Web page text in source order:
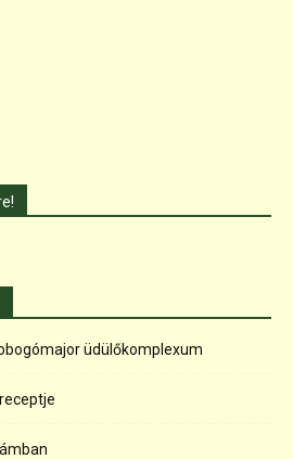
üdülőkomplexum